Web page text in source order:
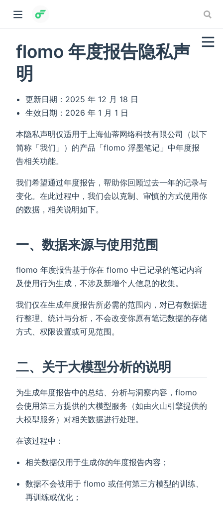
flomo 年度报告隐私声
明
更新日期：2025 年 12 月 18 日
生效日期：2026 年 1 月 1 日
本隐私声明仅适用于上海仙蒂网络科技有限公司（以下
简称「我们」）的产品「flomo 浮墨笔记」中年度报
告相关功能。
我们希望通过年度报告，帮助你回顾过去一年的记录与
变化。在此过程中，我们会以克制、审慎的方式使用你
的数据，相关说明如下。
一、数据来源与使用范围
flomo 年度报告基于你在 flomo 中已记录的笔记内容
及使用行为生成，不涉及新增个人信息的收集。
我们仅在生成年度报告所必需的范围内，对已有数据进
行整理、统计与分析，不会改变你原有笔记数据的存储
方式、权限设置或可见范围。
二、关于大模型分析的说明
为生成年度报告中的总结、分析与洞察内容，flomo
会使用第三方提供的大模型服务（如由火山引擎提供的
大模型服务）对相关数据进行处理。
在该过程中：
相关数据仅用于生成你的年度报告内容；
数据不会被用于 flomo 或任何第三方模型的训练、
再训练或优化；